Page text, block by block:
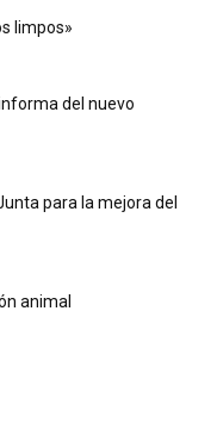
limpos»
del nuevo
para la mejora del
animal